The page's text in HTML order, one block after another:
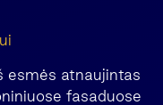
esmės atnaujintas
fasaduose